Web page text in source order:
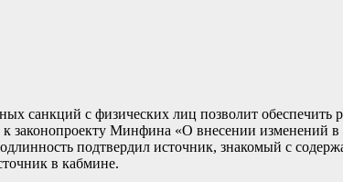
санкций с физических лиц позволит
Минфина «О внесении изменений в
подтвердил источник, знакомый с
в кабмине.